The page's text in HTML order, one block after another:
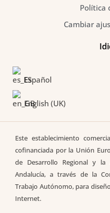
Política
Cambiar
Español
English (UK)
Este establecimiento
cofinanciada por la Unión
de Desarrollo Regional y
Andalucía, a través de la
Trabajo Autónomo, para
Internet.